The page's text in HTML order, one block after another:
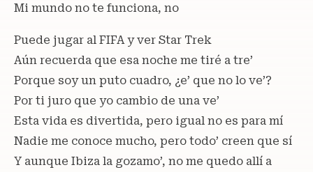
Mi mundo no te funciona, no
Puede jugar al FIFA y ver Star Trek
Aún recuerda que esa noche me tiré a tre’
Porque soy un puto cuadro, ¿e’ que no lo ve’?
Por ti juro que yo cambio de una ve’
Esta vida es divertida, pero igual no es para mí
Nadie me conoce mucho, pero todo’ creen que sí
Y aunque Ibiza la gozamo’, no me quedo allí a